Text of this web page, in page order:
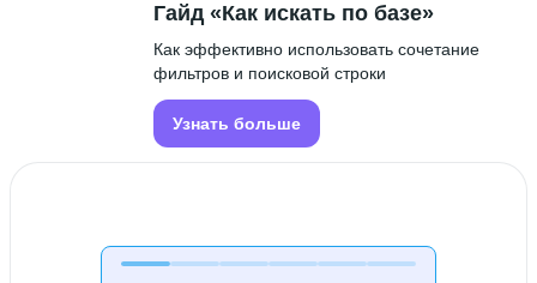
Гайд «Как искать по базе»
Как эффективно использовать сочетание
фильтров и поисковой строки
Узнать больше